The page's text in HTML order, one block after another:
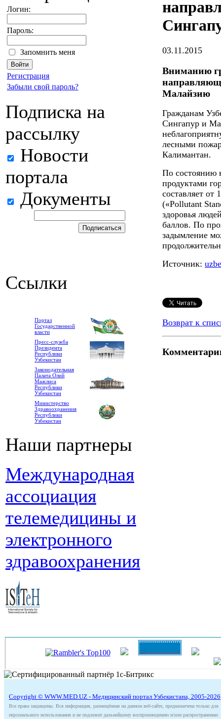
Логин:
Пароль:
Запомнить меня
Регистрация
Забыли свой пароль?
Подписка на
рассылку
Новости
портала
Документы
Ссылки
Портал
Государственной
власти
Пресс-служба
Президента
Республики
Узбекистан
Законодательная
Палата Олий
Мажлиса
Республики
Узбекистан
Министерство
Здравоохранения
Республики
Узбекистан
Наши партнеры
Международная
ассоциация
телемедицины и
электронного
здравоохранения
03.11.2015
Вниманию
Малайзию
Гражданам
Сингапур и
лесными
Калимантан.
По состоянию
продуктами
составляет от
(«Pollutant
здоровья
баллов. По
задымление
Источник:
Возврат к
Copyright © WWW.MED.UZ - Медицинский портал Узбекистана, 2005-2026
Все права защищены. Вся информация, размещённая на данном веб-сайте, предназначена только для
персонального использования и не подлежит дальнейшему воспроизведению и/или распространению